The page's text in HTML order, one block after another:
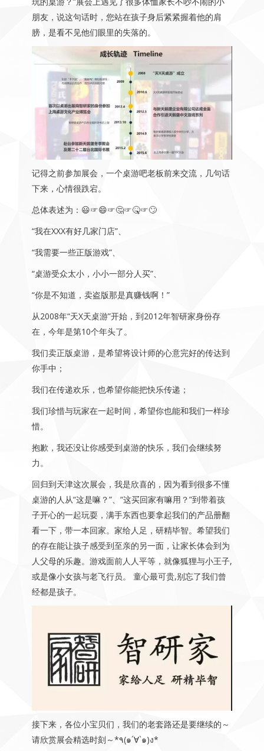
朋友，说这句话时，您站在孩子身后紧紧握着他的肩
膀，是看不见他们眼里的失落的。
记得之前参加展会，一个桌游吧老板前来交流，几句话
下来，心情很跌宕。
总体表述为：😃☞😄☞🤔☞🤒☞🙄
“我在XXX有好几家门店”、
“我需要一些正版游戏”、
“桌游受众太小，小小一部分人买”、
“你是不知道，卖盗版那是真赚钱啊！”
从2008年“天X天桌游”开始，到2012年智研家身份存
在，今年是第10个年头了。
我们卖正版桌游，是希望将设计师的心意完好的传达到
你手中；
我们在传递欢乐，也希望你能把快乐传递；
我们珍惜与玩家在一起时间，希望你也能和我们一样珍
惜。
抱歉，我还没让你感受到桌游的快乐，我们会继续努
力。
回归到天津这次展会，我是欣喜的，因为看到很多不懂
桌游的人从“这是嘛？”、“这买回家有嘛用？”到带着孩
子开心的一起玩耍，满手东西也要拿起我们的产品册翻
看一下，带一本回家。家给人足，研精毕智。希望我们
的存在能让孩子感受到至亲的另一面，让家长体会到为
人父母的乐趣。游戏面前人人平等，就像狐狸与小王子,
或是像小女孩与老飞行员。 童心最可贵,别忘了我们曾
经都是孩子。
接下来，各位小宝贝们，我们的老套路还是要继续的～
请欣赏展会精选时刻～*٩(๑´∀`๑)ง*